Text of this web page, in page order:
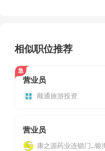
相似职位推荐
营业员
顺通旅游投资
营业员
康之源药业连锁门店